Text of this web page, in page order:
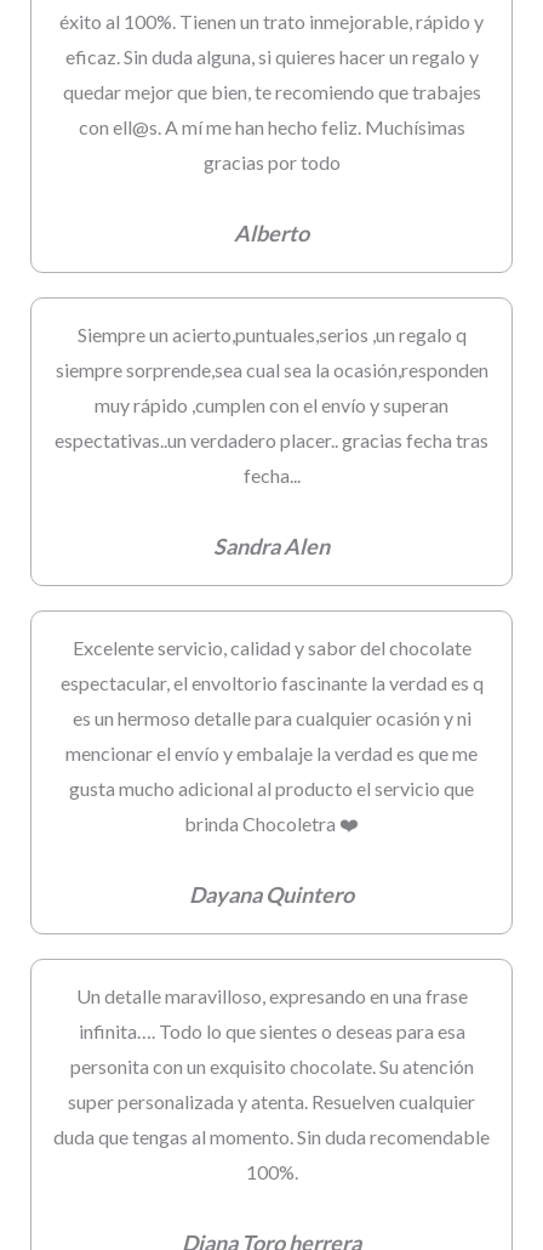
éxito al 100%. Tienen un trato inmejorable, rápido y
eficaz. Sin duda alguna, si quieres hacer un regalo y
quedar mejor que bien, te recomiendo que trabajes
con ell@s. A mí me han hecho feliz. Muchísimas
gracias por todo
Alberto
Siempre un acierto,puntuales,serios ,un regalo q
siempre sorprende,sea cual sea la ocasión,responden
muy rápido ,cumplen con el envío y superan
espectativas..un verdadero placer.. gracias fecha tras
fecha...
Sandra Alen
Excelente servicio, calidad y sabor del chocolate
espectacular, el envoltorio fascinante la verdad es q
es un hermoso detalle para cualquier ocasión y ni
mencionar el envío y embalaje la verdad es que me
gusta mucho adicional al producto el servicio que
brinda Chocoletra ❤️
Dayana Quintero
Un detalle maravilloso, expresando en una frase
infinita…. Todo lo que sientes o deseas para esa
personita con un exquisito chocolate. Su atención
super personalizada y atenta. Resuelven cualquier
duda que tengas al momento. Sin duda recomendable
100%.
Diana Toro herrera